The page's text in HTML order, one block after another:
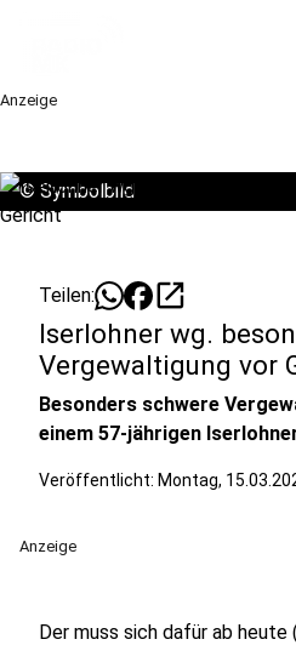
Anzeige
© Symbolbild
Teilen: open_in_new
Iserlohner wg.
Vergewaltigung vor
Besonders schwere
einem 57-jährigen
Veröffentlicht: Montag,
Anzeige
Der muss sich dafür ab heute